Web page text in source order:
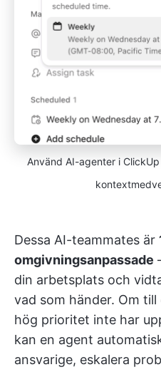
Använd AI-agenter i
Dessa AI-teammates är
omgivningsanpassade
din arbetsplats och
vad som händer. Om
hög prioritet inte har
kan en agent
ansvarige, eskalera